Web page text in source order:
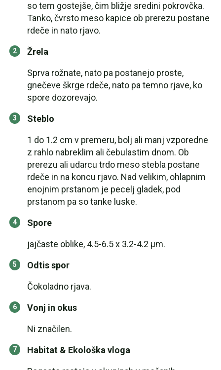
so tem gostejše, čim bližje sredini pokrovčka.
Tanko, čvrsto meso kapice ob prerezu postane
rdeče in nato rjavo.
Žrela
Sprva rožnate, nato pa postanejo proste,
gnečeve škrge rdeče, nato pa temno rjave, ko
spore dozorevajo.
Steblo
1 do 1.2 cm v premeru, bolj ali manj vzporedne
z rahlo nabreklim ali čebulastim dnom. Ob
prerezu ali udarcu trdo meso stebla postane
rdeče in na koncu rjavo. Nad velikim, ohlapnim
enojnim prstanom je pecelj gladek, pod
prstanom pa so tanke luske.
Spore
jajčaste oblike, 4.5-6.5 x 3.2-4.2 µm.
Odtis spor
Čokoladno rjava.
Vonj in okus
Ni značilen.
Habitat & Ekološka vloga